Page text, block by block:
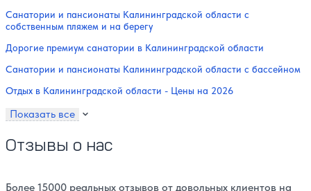
Санатории и пансионаты Калининградской области с
собственным пляжем и на берегу
Дорогие премиум санатории в Калининградской области
Санатории и пансионаты Калининградской области с бассейном
Отдых в Калининградской области - Цены на 2026
Показать все
Отзывы о нас
Более 15000 реальных отзывов от довольных клиентов на